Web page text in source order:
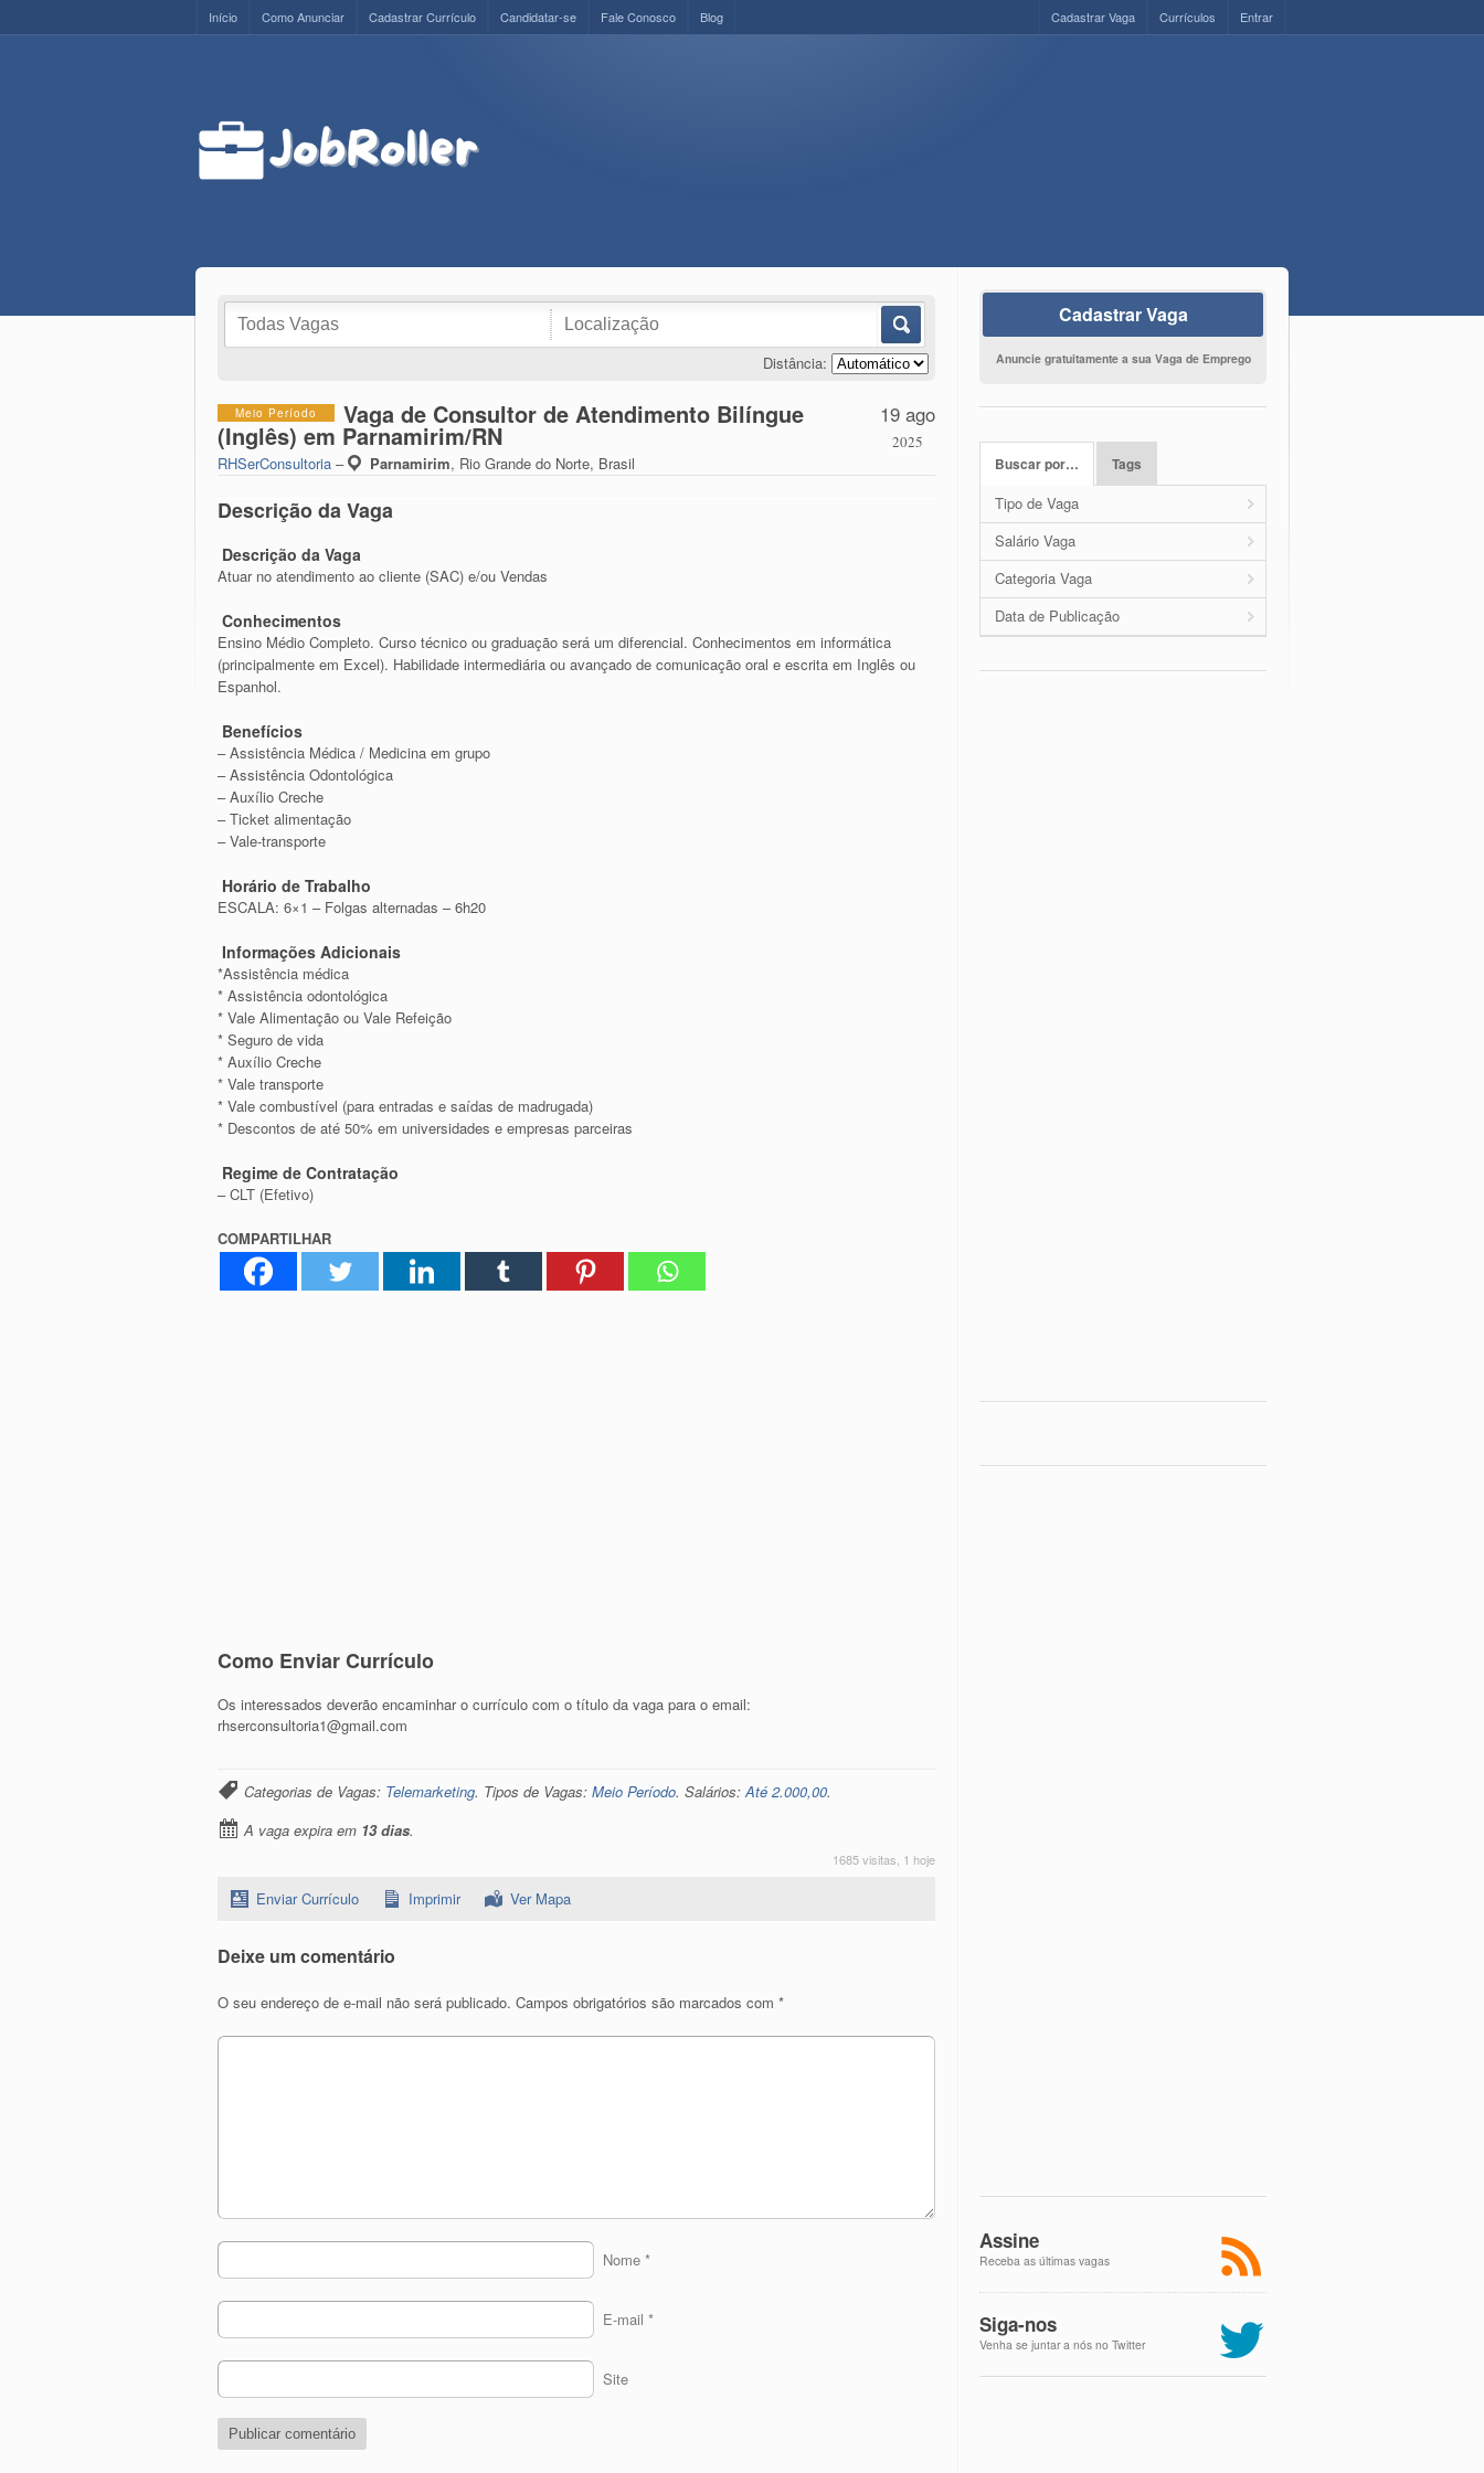
Início Como Anunciar Cadastrar Currículo Candidatar-se Fale Conosco Blog Entrar
Currículos
Cadastrar Vaga
Distância:
19 ago
2025
Meio Período Vaga de Consultor de Atendimento Bilíngue
(Inglês) em Parnamirim/RN
RHSerConsultoria – Parnamirim, Rio Grande do Norte, Brasil
Descrição da Vaga
Descrição da Vaga
Atuar no atendimento ao cliente (SAC) e/ou Vendas
Conhecimentos
Ensino Médio Completo. Curso técnico ou graduação será um diferencial. Conhecimentos em informática
(principalmente em Excel). Habilidade intermediária ou avançado de comunicação oral e escrita em Inglês ou
Espanhol.
Benefícios
– Assistência Médica / Medicina em grupo
– Assistência Odontológica
– Auxílio Creche
– Ticket alimentação
– Vale-transporte
Horário de Trabalho
ESCALA: 6×1 – Folgas alternadas – 6h20
Informações Adicionais
*Assistência médica
* Assistência odontológica
* Vale Alimentação ou Vale Refeição
* Seguro de vida
* Auxílio Creche
* Vale transporte
* Vale combustível (para entradas e saídas de madrugada)
* Descontos de até 50% em universidades e empresas parceiras
Regime de Contratação
– CLT (Efetivo)
COMPARTILHAR
Como Enviar Currículo
Os interessados deverão encaminhar o currículo com o título da vaga para o email:
rhserconsultoria1@gmail.com
Categorias de Vagas: Telemarketing. Tipos de Vagas: Meio Período. Salários:Até 2.000,00.
A vaga expira em 13 dias.
1685 visitas, 1 hoje
Enviar Currículo Imprimir Ver Mapa
Deixe um comentário
O seu endereço de e-mail não será publicado. Campos obrigatórios são marcados com *
Nome *
E-mail *
Site
Cadastrar Vaga
Anuncie gratuitamente a sua Vaga de Emprego
Buscar por… Tags
Tipo de Vaga
Salário Vaga
Categoria Vaga
Data de Publicação
Assine
Receba as últimas vagas
Siga-nos
Venha se juntar a nós no Twitter